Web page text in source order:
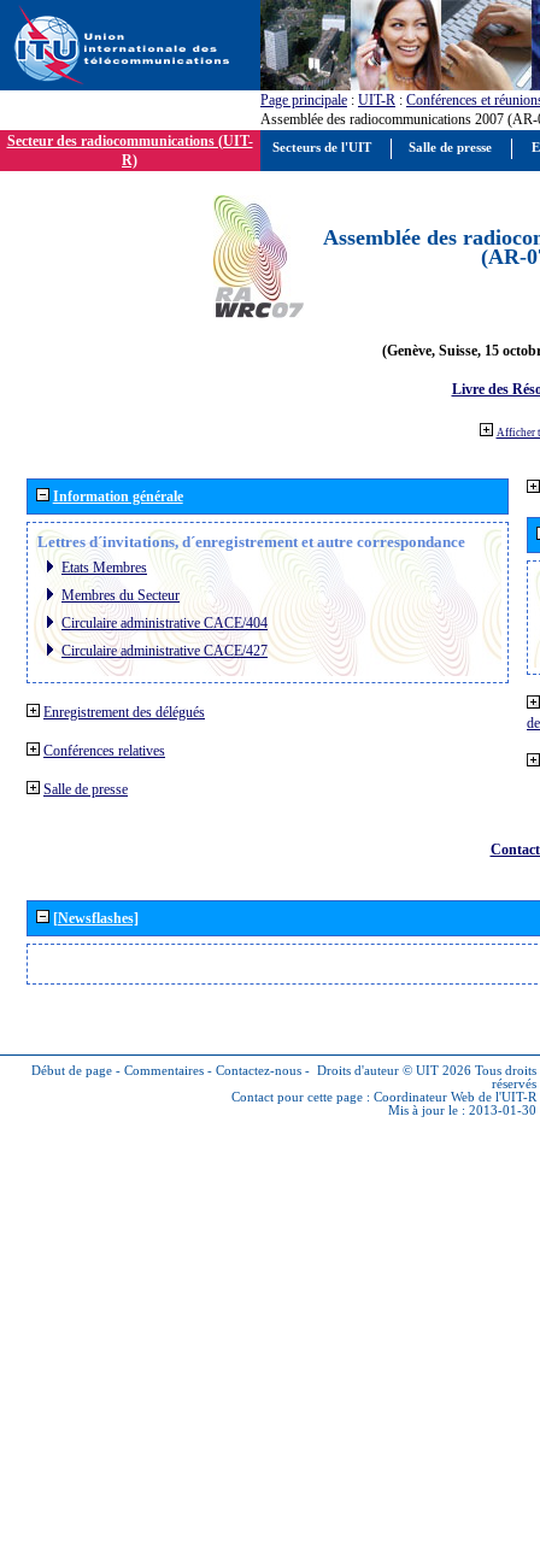
Page principale : UIT-R : Conférences et
Assemblée des radiocommunications 2007
Secteur des radiocommunications (UIT-
R)
Assemblée des
(AR-
(Genève, Suisse, 15
Livre des
Afficher
Information générale
Lettres d´invitations, d´enregistrement et autre correspondance
Etats Membres
Membres du Secteur
Circulaire administrative CACE/404
Circulaire administrative CACE/427
Enregistrement des délégués
Conférences relatives
Salle de presse
[Newsflashes]
Début de page - Commentaires - Contactez-nous - Droits d'auteur © UIT 2026 Tous droits
réservés
Contact pour cette page : Coordinateur Web de l'UIT-R
Mis à jour le : 2013-01-30
Secteurs de l'UIT Salle de presse